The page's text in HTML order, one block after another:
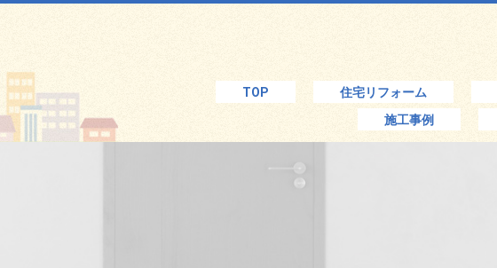
TOP 住宅リフォーム
施工事例